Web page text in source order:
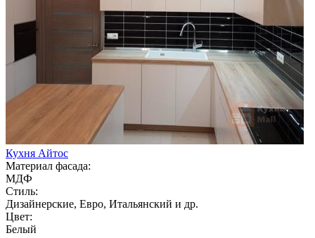
Кухня Айтос
Материал фасада:
МДФ
Стиль:
Дизайнерские, Евро, Итальянский и др.
Цвет:
Белый